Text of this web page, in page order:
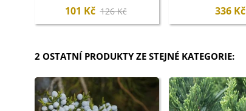
101 Kč 126 Kč 336 Kč
2 OSTATNÍ PRODUKTY ZE STEJNÉ KATEGORIE: